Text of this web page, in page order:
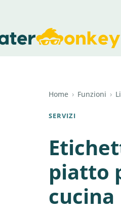
Home › Funzioni ›
SERVIZI
piatto
cucina